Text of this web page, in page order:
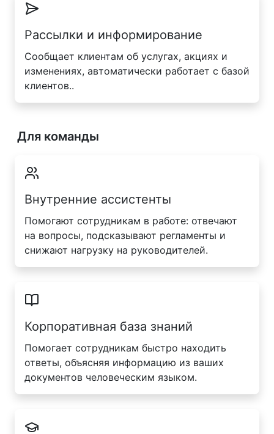
Рассылки и информирование
Сообщает клиентам об услугах, акциях и
изменениях, автоматически работает с базой
клиентов..
Для команды
Внутренние ассистенты
Помогают сотрудникам в работе: отвечают
на вопросы, подсказывают регламенты и
снижают нагрузку на руководителей.
Корпоративная база знаний
Помогает сотрудникам быстро находить
ответы, объясняя информацию из ваших
документов человеческим языком.